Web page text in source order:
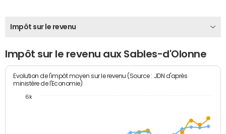
Impôt sur le revenu
Impôt sur le revenu aux Sables-d'Olonne
Evolution de l'impôt moyen sur le revenu (Source : JDN d'après
ministère de l'Economie)
6k